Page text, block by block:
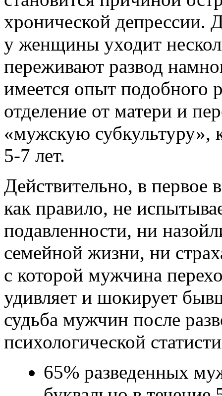
хронической депрессии.
у женщины уходит
переживают развод
имеется опыт подобного
отделение от матери и
«мужскую субкультуру»,
5-7 лет.
Действительно, в первое
как правило, не
подавленности, ни
семейной жизни, ни
с которой мужчина
удивляет и шокирует
судьба мужчин после
психологической
65% разведенных